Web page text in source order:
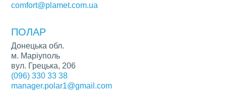
comfort@plamet.com.ua
ПОЛАР
Донецька обл.
м. Маріуполь
вул. Грецька, 206
(096) 330 33 38
manager.polar1@gmail.com